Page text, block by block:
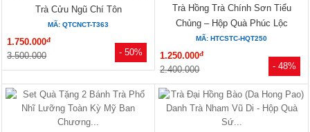
- 50%
Trà Cửu Ngũ Chí Tôn
MÃ: QTCNCT-T363
1.750.000đ
3.500.000
- 48%
Trà Hồng Trà Chính Sơn Tiểu
Chủng – Hộp Quà Phúc Lộc
Hoàng...
MÃ: HTCSTC-HQT250
1.250.000đ
2.400.000